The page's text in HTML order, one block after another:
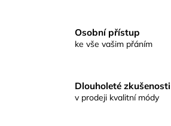
Osobní přístup
ke vše vašim přáním
Dlouholeté zkušenosti
v prodeji kvalitní módy